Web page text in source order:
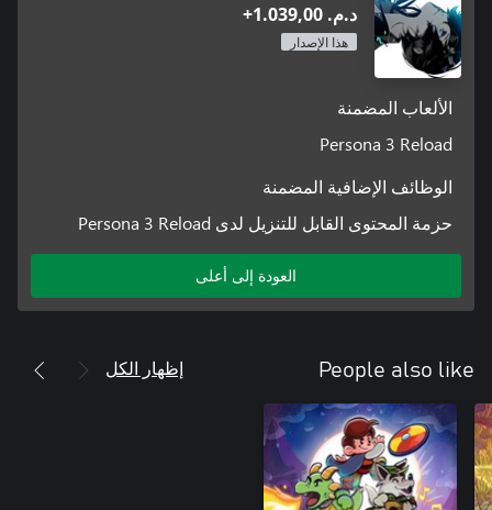
د.م.‏ 1.039,00+
هذا الإصدار
الألعاب المضمنة
Persona 3 Reload
الوظائف الإضافية المضمنة
حزمة المحتوى القابل للتنزيل لدى Persona 3 Reload
العودة إلى أعلى
People also like إظهار الكل